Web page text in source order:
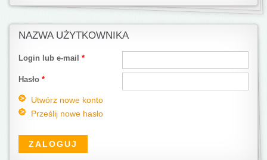
NAZWA UŻYTKOWNIKA
Login lub e-mail *
Hasło *
Utwórz nowe konto
Prześlij nowe hasło